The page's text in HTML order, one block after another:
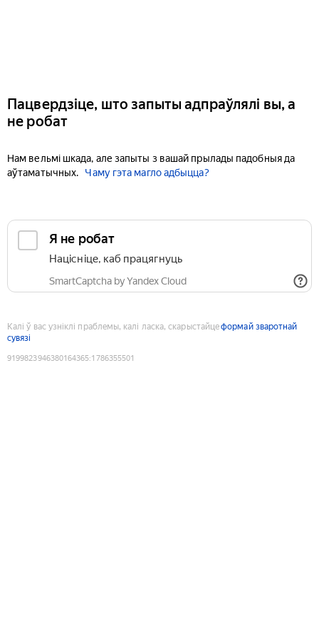
Пацвердзіце, што запыты адпраўлялі вы, а
не робат
Нам вельмі шкада, але запыты з вашай прылады падобныя да
аўтаматычных.
Чаму гэта магло адбыцца?
Я не робат
Націсніце, каб працягнуць
SmartCaptcha by Yandex Cloud
Калі ў вас узніклі праблемы, калі ласка, скарыстайцеформай зваротнай
сувязі
9199823946380164365:1786355501